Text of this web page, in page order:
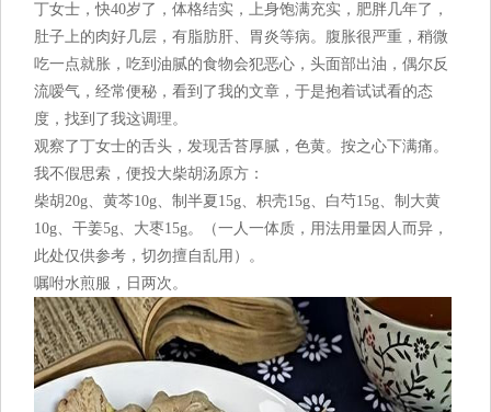
丁女士，快40岁了，体格结实，上身饱满充实，肥胖几年了，
肚子上的肉好几层，有脂肪肝、胃炎等病。腹胀很严重，稍微
吃一点就胀，吃到油腻的食物会犯恶心，头面部出油，偶尔反
流嗳气，经常便秘，看到了我的文章，于是抱着试试看的态
度，找到了我这调理。
观察了丁女士的舌头，发现舌苔厚腻，色黄。按之心下满痛。
我不假思索，便投大柴胡汤原方：
柴胡20g、黄芩10g、制半夏15g、枳壳15g、白芍15g、制大黄
10g、干姜5g、大枣15g。（一人一体质，用法用量因人而异，
此处仅供参考，切勿擅自乱用）。
嘱咐水煎服，日两次。